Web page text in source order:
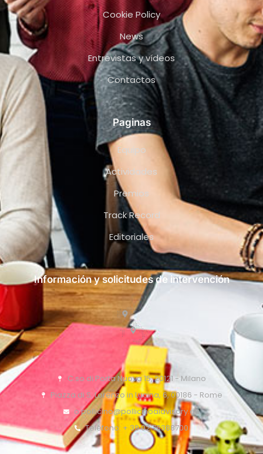
Cookie Policy
News
Entrevistas y vídeos
Contactos
Paginas
Equipo
Actividades
Premios
Track Record
Editoriales
Información y solicitudes de intervención
C.so di Porta Nuova 15, 20121 - Milano
Piazza di S. Lorenzo in Lucina, 6, 00186 - Rome
o.pollicino@pollicinoaidvisory.eu
Teléfono: + 39 02 76388700